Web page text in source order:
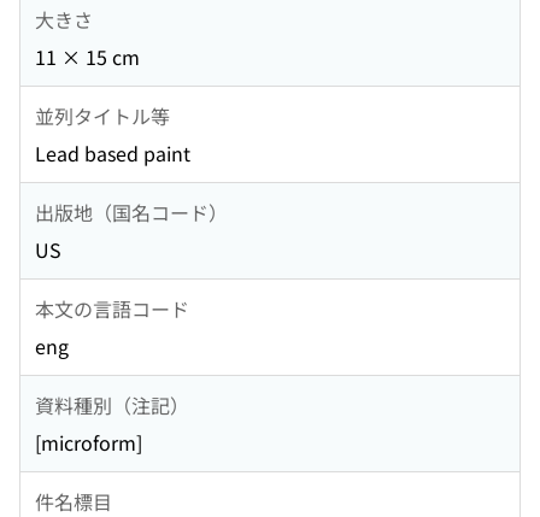
大きさ
11 × 15 cm
並列タイトル等
Lead based paint
出版地（国名コード）
US
本文の言語コード
eng
資料種別（注記）
[microform]
件名標目